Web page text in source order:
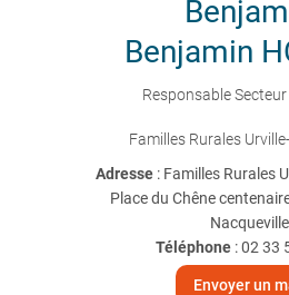
Benjamin
Responsable
Familles Rurales
Adresse : Familles Rurales
Place du Chêne
Nacqueville
Téléphone:02 33
Envoyer un